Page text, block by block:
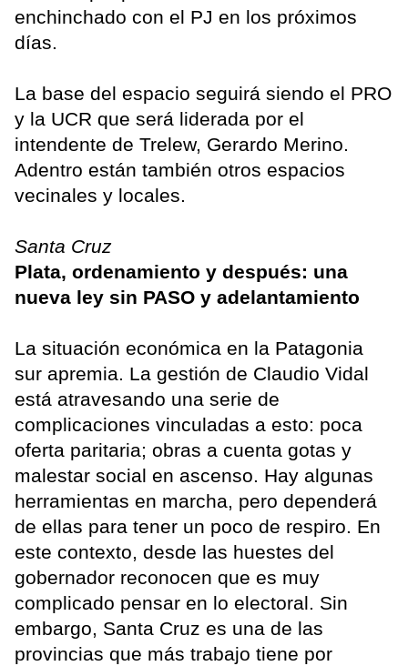
enchinchado con el PJ en los próximos
días.
La base del espacio seguirá siendo el PRO
y la UCR que será liderada por el
intendente de Trelew, Gerardo Merino.
Adentro están también otros espacios
vecinales y locales.
Santa Cruz
Plata, ordenamiento y después: una
nueva ley sin PASO y adelantamiento
La situación económica en la Patagonia
sur apremia. La gestión de Claudio Vidal
está atravesando una serie de
complicaciones vinculadas a esto: poca
oferta paritaria; obras a cuenta gotas y
malestar social en ascenso. Hay algunas
herramientas en marcha, pero dependerá
de ellas para tener un poco de respiro. En
este contexto, desde las huestes del
gobernador reconocen que es muy
complicado pensar en lo electoral. Sin
embargo, Santa Cruz es una de las
provincias que más trabajo tiene por